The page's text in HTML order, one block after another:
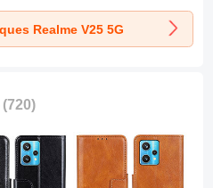
pour
5G
Realme V25 5G
Vert
Realme V25 5G
(720)